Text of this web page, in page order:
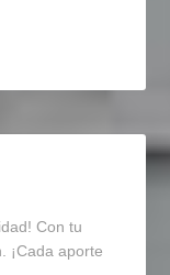
Con tu
¡Cada aporte